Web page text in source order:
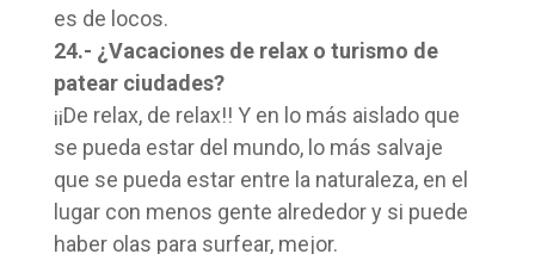
es de locos.
24.- ¿Vacaciones de relax o turismo de
patear ciudades?
¡¡De relax, de relax!! Y en lo más aislado que
se pueda estar del mundo, lo más salvaje
que se pueda estar entre la naturaleza, en el
lugar con menos gente alrededor y si puede
haber olas para surfear, mejor.